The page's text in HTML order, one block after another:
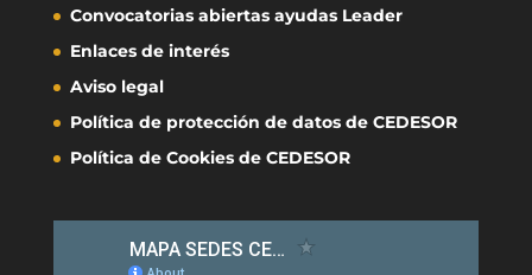
Convocatorias abiertas ayudas Leader
Enlaces de interés
Aviso legal
Política de protección de datos de CEDESOR
Política de Cookies de CEDESOR